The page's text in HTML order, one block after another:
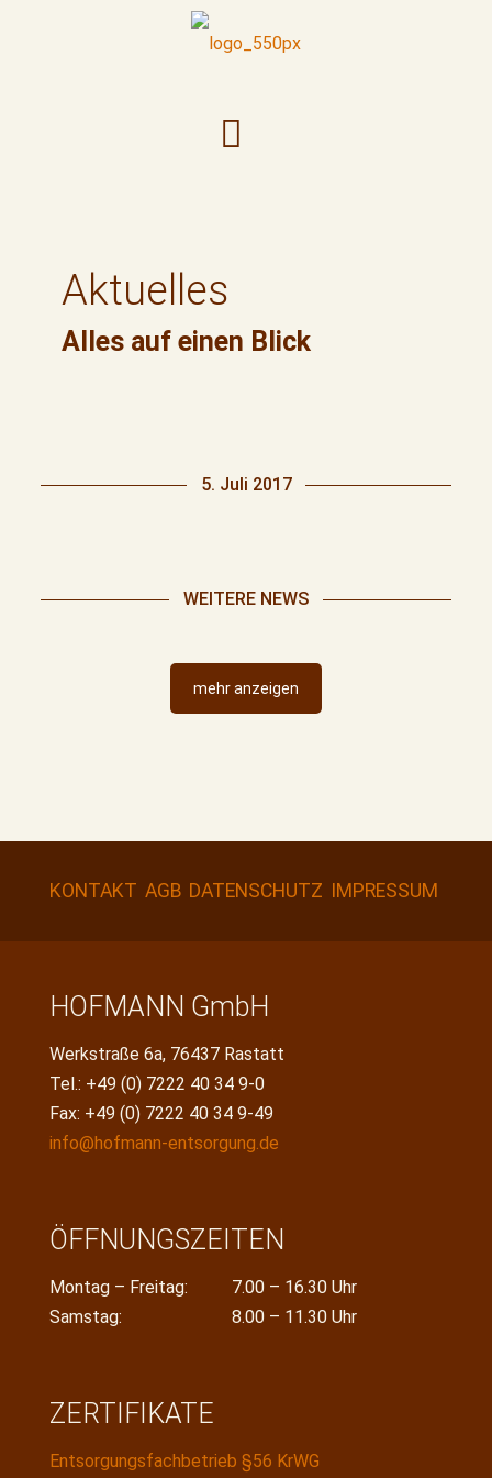
Aktuelles
Alles auf einen Blick
5. Juli 2017
WEITERE NEWS
mehr anzeigen
KONTAKT AGB DATENSCHUTZ IMPRESSUM
HOFMANN GmbH
Werkstraße 6a, 76437 Rastatt
Tel.: +49 (0) 7222 40 34 9-0
Fax: +49 (0) 7222 40 34 9-49
info@hofmann-entsorgung.de
ÖFFNUNGSZEITEN
Montag – Freitag:
7.00 – 16.30 Uhr
Samstag:
8.00 – 11.30 Uhr
ZERTIFIKATE
Entsorgungsfachbetrieb §56 KrWG